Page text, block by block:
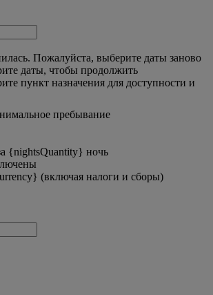
Пожалуйста, выберите даты заново
даты, чтобы продолжить
пункт назначения для доступности и
пребывание
{nightsQuantity} ночь
(включая налоги и сборы)